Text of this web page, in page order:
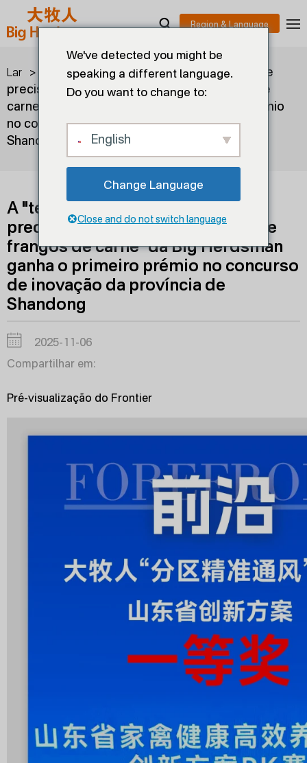
Lar > Blogs >
A "tecnologia de ventilação de
precisão por zonas para gaiolas de frangos de
carne" da Big Herdsman ganha o primeiro prémio
no concurso de inovação da província de
Shandong
A "tecnologia de ventilação de
precisão por zonas para gaiolas de
frangos de carne" da Big Herdsman
ganha o primeiro prémio no concurso
de inovação da província de
Shandong
2025-11-06
Compartilhar em:
Pré-visualização do Frontier
We've detected you might be
speaking a different language.
Do you want to change to:
English
Change Language
Close and do not switch language